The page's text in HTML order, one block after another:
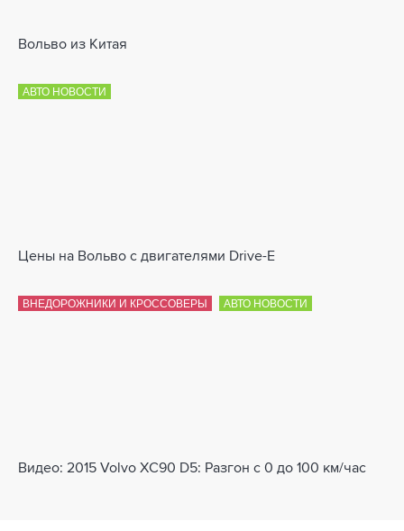
Вольво из Китая
АВТО НОВОСТИ
Цены на Вольво с двигателями Drive-E
ВНЕДОРОЖНИКИ И КРОССОВЕРЫ АВТО НОВОСТИ
Видео: 2015 Volvo XC90 D5: Разгон с 0 до 100 км/час